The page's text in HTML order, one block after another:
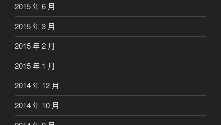
2015 年 6 月
2015 年 3 月
2015 年 2 月
2015 年 1 月
2014 年 12 月
2014 年 10 月